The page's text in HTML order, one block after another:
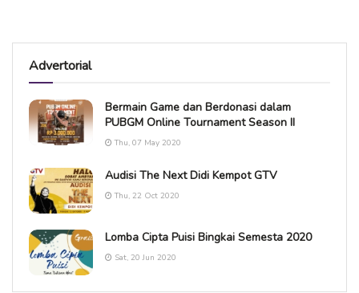
Advertorial
Bermain Game dan Berdonasi dalam
PUBGM Online Tournament Season II
Thu, 07 May 2020
Audisi The Next Didi Kempot GTV
Thu, 22 Oct 2020
Lomba Cipta Puisi Bingkai Semesta 2020
Sat, 20 Jun 2020